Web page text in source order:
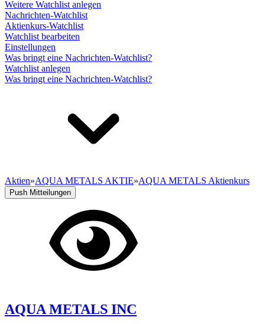
Weitere Watchlist anlegen
Nachrichten-Watchlist
Aktienkurs-Watchlist
Watchlist bearbeiten
Einstellungen
Was bringt eine Nachrichten-Watchlist?
Watchlist anlegen
Was bringt eine Nachrichten-Watchlist?
Aktien»AQUA METALS AKTIE»AQUA METALS Aktienkurs
Push Mitteilungen
AQUA METALS INC